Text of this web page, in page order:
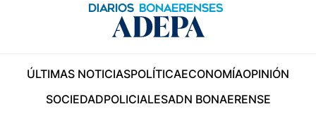
ÚLTIMAS NOTICIASPOLÍTICAECONOMÍAOPINIÓN
SOCIEDADPOLICIALESADN BONAERENSE